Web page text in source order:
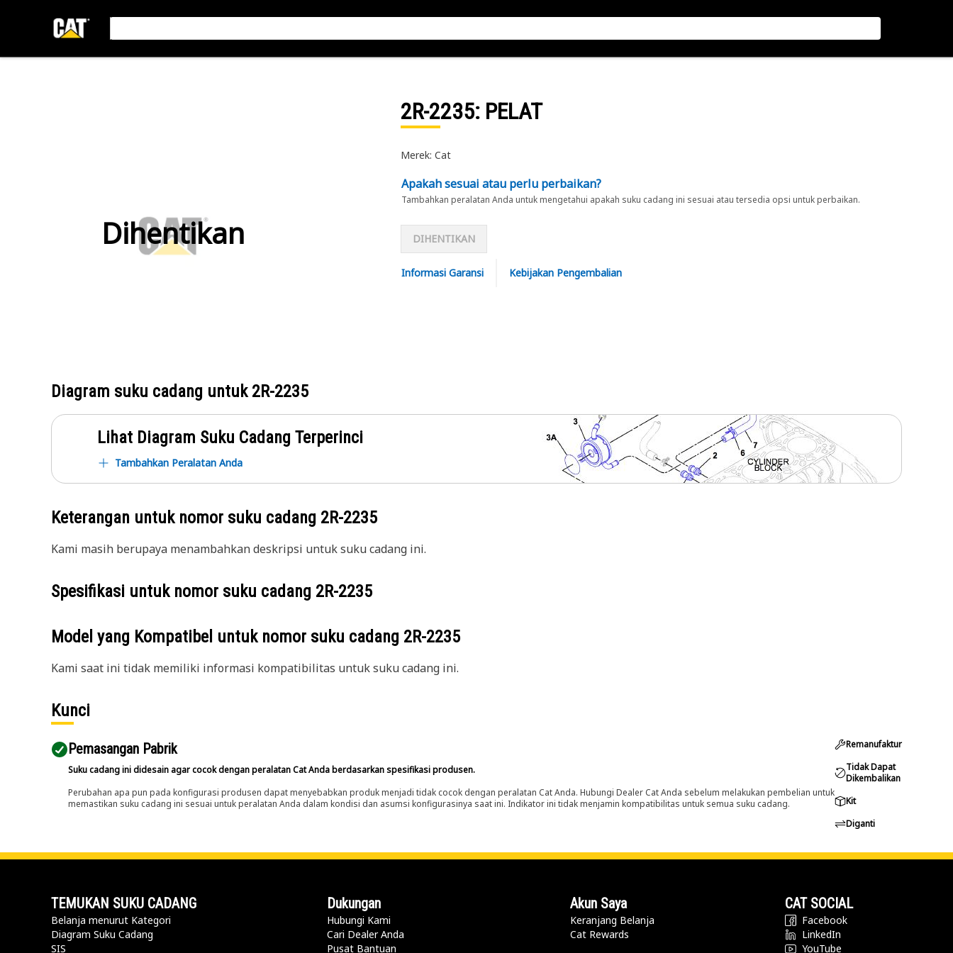
Dihentikan
2R-2235: PELAT
Merek: Cat
Apakah sesuai atau perlu perbaikan?
Tambahkan peralatan Anda untuk mengetahui apakah suku cadang ini sesuai atau tersedia opsi untuk perbaikan.
DIHENTIKAN
Informasi Garansi Kebijakan Pengembalian
Diagram suku cadang untuk2R-2235
Lihat Diagram Suku Cadang Terperinci
Tambahkan Peralatan Anda
Keterangan untuk nomor suku cadang 2R-2235
Kami masih berupaya menambahkan deskripsi untuk suku cadang ini.
Spesifikasi untuk nomor suku cadang 2R-2235
Model yang Kompatibel untuk nomor suku cadang 2R-2235
Kami saat ini tidak memiliki informasi kompatibilitas untuk suku cadang ini.
Kunci
Pemasangan Pabrik
Suku cadang ini didesain agar cocok dengan peralatan Cat Anda berdasarkan spesifikasi produsen.
Perubahan apa pun pada konfigurasi produsen dapat menyebabkan produk menjadi tidak cocok dengan peralatan Cat Anda. Hubungi Dealer Cat Anda sebelum melakukan pembelian untuk
memastikan suku cadang ini sesuai untuk peralatan Anda dalam kondisi dan asumsi konfigurasinya saat ini. Indikator ini tidak menjamin kompatibilitas untuk semua suku cadang.
Remanufaktur
Tidak Dapat
Dikembalikan
Kit
Diganti
TEMUKAN SUKU CADANG
Belanja menurut Kategori
Diagram Suku Cadang
SIS
Dukungan
Hubungi Kami
Cari Dealer Anda
Pusat Bantuan
Akun Saya
Keranjang Belanja
Cat Rewards
CAT SOCIAL
Facebook
LinkedIn
YouTube